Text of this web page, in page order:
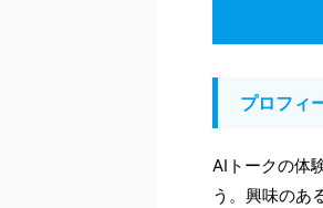
プロフィ
AIトークの体
う。興味のあ